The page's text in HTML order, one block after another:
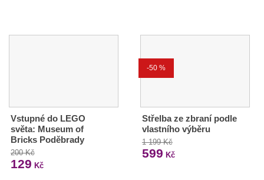
Vstupné do LEGO
světa: Museum of
Bricks Poděbrady
200 Kč
129 Kč
-50 %
Střelba ze zbraní podle
vlastního výběru
1 199 Kč
599 Kč